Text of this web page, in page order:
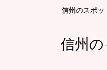
信州のスポッ
信州